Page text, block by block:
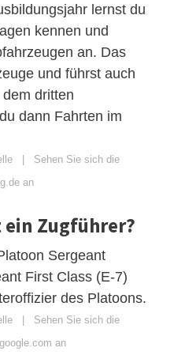
lernst du
kennen und
an. Das
und führst auch
dritten
dann Fahrten im
| Sehen Sie sich die
an
ein Zugführer?
Sergeant
First Class (E-7)
des Platoons.
| Sehen Sie sich die
an